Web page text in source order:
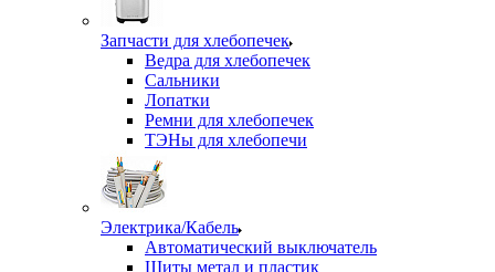
Запчасти для хлебопечек
Ведра для хлебопечек
Сальники
Лопатки
Ремни для хлебопечек
ТЭНы для хлебопечи
Электрика/Кабель
Автоматический выключатель
Щиты метал и пластик